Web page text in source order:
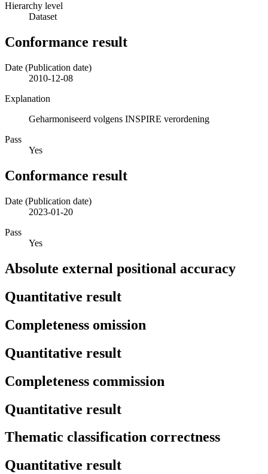
Hierarchy level
Dataset
Conformance result
Date (Publication date)
2010-12-08
Explanation
Geharmoniseerd volgens INSPIRE verordening
Pass
Yes
Conformance result
Date (Publication date)
2023-01-20
Pass
Yes
Absolute external positional accuracy
Quantitative result
Completeness omission
Quantitative result
Completeness commission
Quantitative result
Thematic classification correctness
Quantitative result